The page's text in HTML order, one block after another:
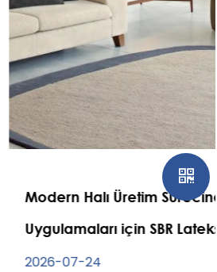
Sürecinde Halı
SBR Lateks